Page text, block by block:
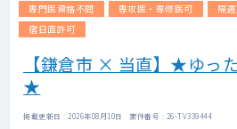
専門医資格不問
専攻医・専修医可 隔
宿日直許可
【鎌倉市 × 当直】★ゆっ
★
掲載更新日 : 2026年08月10日 案件番号 : 26-TV339444